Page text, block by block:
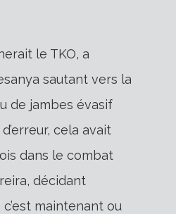
le TKO, a
sautant vers la
de jambes évasif
cela avait
dans le combat
décidant
maintenant ou